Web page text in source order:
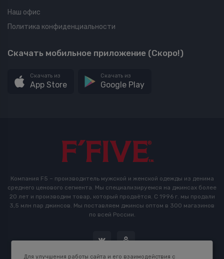
Наш офис
Политика конфиденциальности
Скачать мобильное приложение (Скоро!)
Скачать из
App Store
Скачать из
Google Play
Компания F5 – производитель мужской и женской одежды из денима
среднего ценового сегмента. Мы специализируемся на джинсах более
20 лет и производим товар, который продаётся. С 1996 г. мы продали
3,5 млн пар джинсов. Мы поставляем джинсы оптом в 300 магазинов
по всей России.
Для улучшения работы сайта и его взаимодействия с